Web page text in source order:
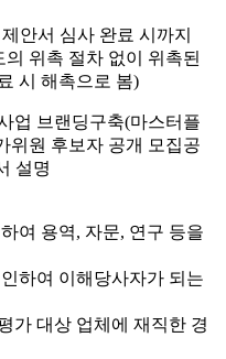
안서 심사 완료 시까지
위촉 절차 없이 위촉된
시 해촉으로 봄)
여 용역, 자문, 연구 등을
하여 이해당사자가 되는
가 대상 업체에 재직한 경